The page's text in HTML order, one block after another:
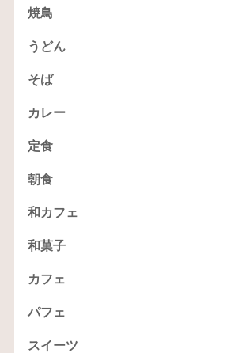
焼鳥
うどん
そば
カレー
定食
朝食
和カフェ
和菓子
カフェ
パフェ
スイーツ